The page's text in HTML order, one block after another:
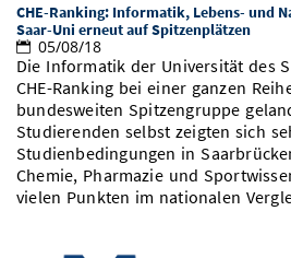
CHE-Ranking: Informatik, Lebens- und
Saar-Uni erneut auf Spitzenplätzen
05/08/18
Die Informatik der Universität des
CHE-Ranking bei einer ganzen
bundesweiten Spitzengruppe
Studierenden selbst zeigten sich
Studienbedingungen in
Chemie, Pharmazie und
vielen Punkten im nationalen